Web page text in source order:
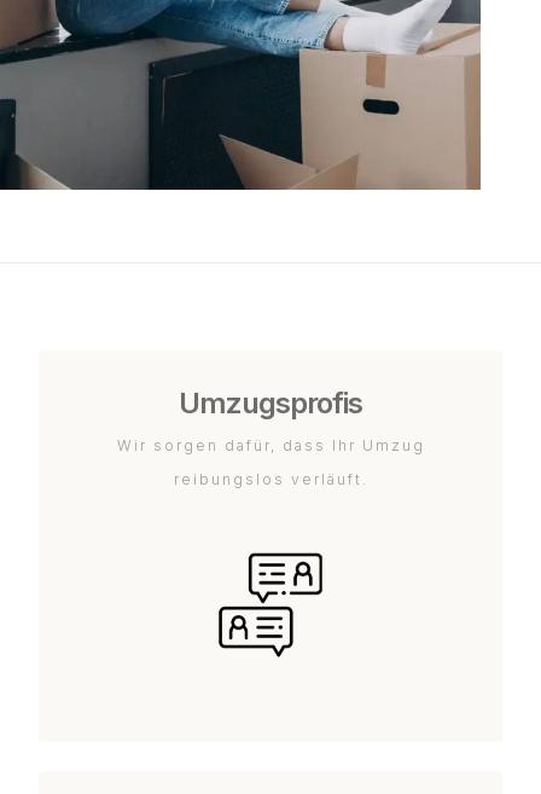
Umzugsprofis
Wir sorgen dafür, dass Ihr Umzug
reibungslos verläuft.